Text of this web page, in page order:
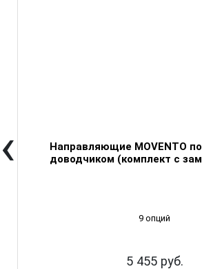
Направляющие MOVENTO
доводчиком (комплект с
9 опций
5 455 руб.
‹